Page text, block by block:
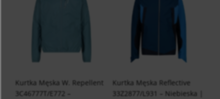
Kurtka Męska W. Repellent
3C46777T/E772 –
Kurtka Męska Reflective
33Z2877/L931 – Niebieska |